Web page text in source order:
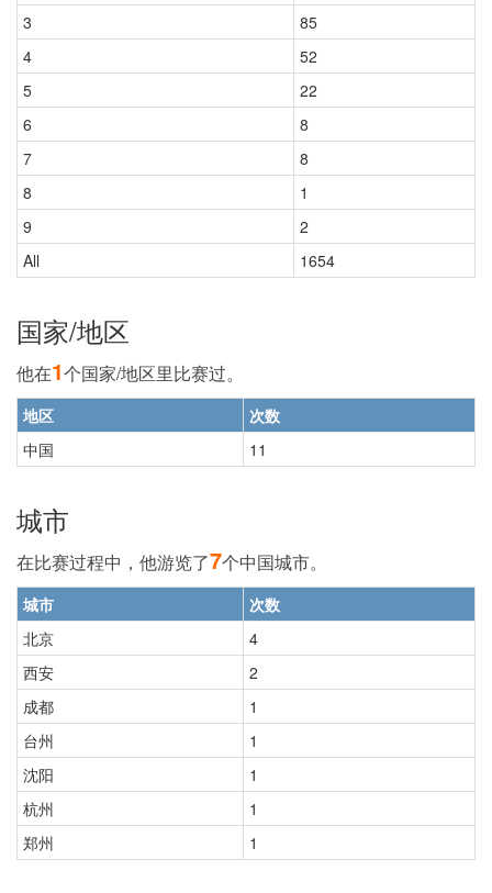
3
85
4
52
5
22
6
8
7
8
8
1
9
2
All
1654
国家/地区
他在1个国家/地区里比赛过。
地区
次数
中国
11
城市
在比赛过程中，他游览了7个中国城市。
城市
次数
北京
4
西安
2
成都
1
台州
1
沈阳
1
杭州
1
郑州
1